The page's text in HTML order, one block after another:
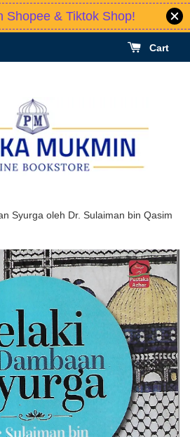
Shopee & Tiktok Shop!
Cart
Syurga oleh Dr. Sulaiman bin Qasim